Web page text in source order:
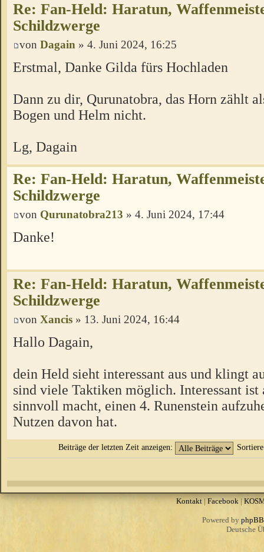
Re: Fan-Held: Haratun,
Schildzwerge
von Dagain » 4. Juni 2024, 16:25
Erstmal, Danke Gilda fürs Hochladen
Dann zu dir, Qurunatobra, das Horn zählt
Bogen und Helm nicht.
Lg, Dagain
Re: Fan-Held: Haratun,
Schildzwerge
von Qurunatobra213 » 4. Juni 2024, 17:44
Danke!
Re: Fan-Held: Haratun,
Schildzwerge
von Xancis » 13. Juni 2024, 16:44
Hallo Dagain,
dein Held sieht interessant aus und klingt
sind viele Taktiken möglich. Interessant ist
sinnvoll macht, einen 4. Runenstein
Nutzen davon hat.
Beiträge der letzten Zeit anzeigen:
Kontakt| Facebook|
Powered by phpBB
Deutsche